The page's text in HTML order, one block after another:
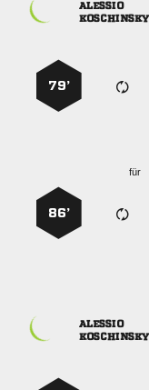


79’
für
86’

